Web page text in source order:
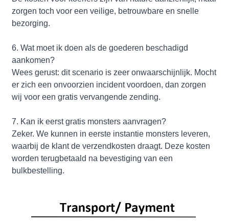
zorgen toch voor een veilige, betrouwbare en snelle
bezorging.
6. Wat moet ik doen als de goederen beschadigd
aankomen?
Wees gerust: dit scenario is zeer onwaarschijnlijk. Mocht
er zich een onvoorzien incident voordoen, dan zorgen
wij voor een gratis vervangende zending.
7. Kan ik eerst gratis monsters aanvragen?
Zeker. We kunnen in eerste instantie monsters leveren,
waarbij de klant de verzendkosten draagt. Deze kosten
worden terugbetaald na bevestiging van een
bulkbestelling.